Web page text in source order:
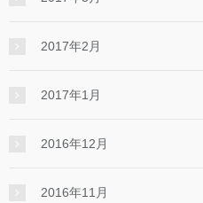
2017年2月
2017年1月
2016年12月
2016年11月